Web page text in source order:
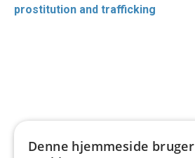
prostitution and trafficking
Denne hjemmeside bruger